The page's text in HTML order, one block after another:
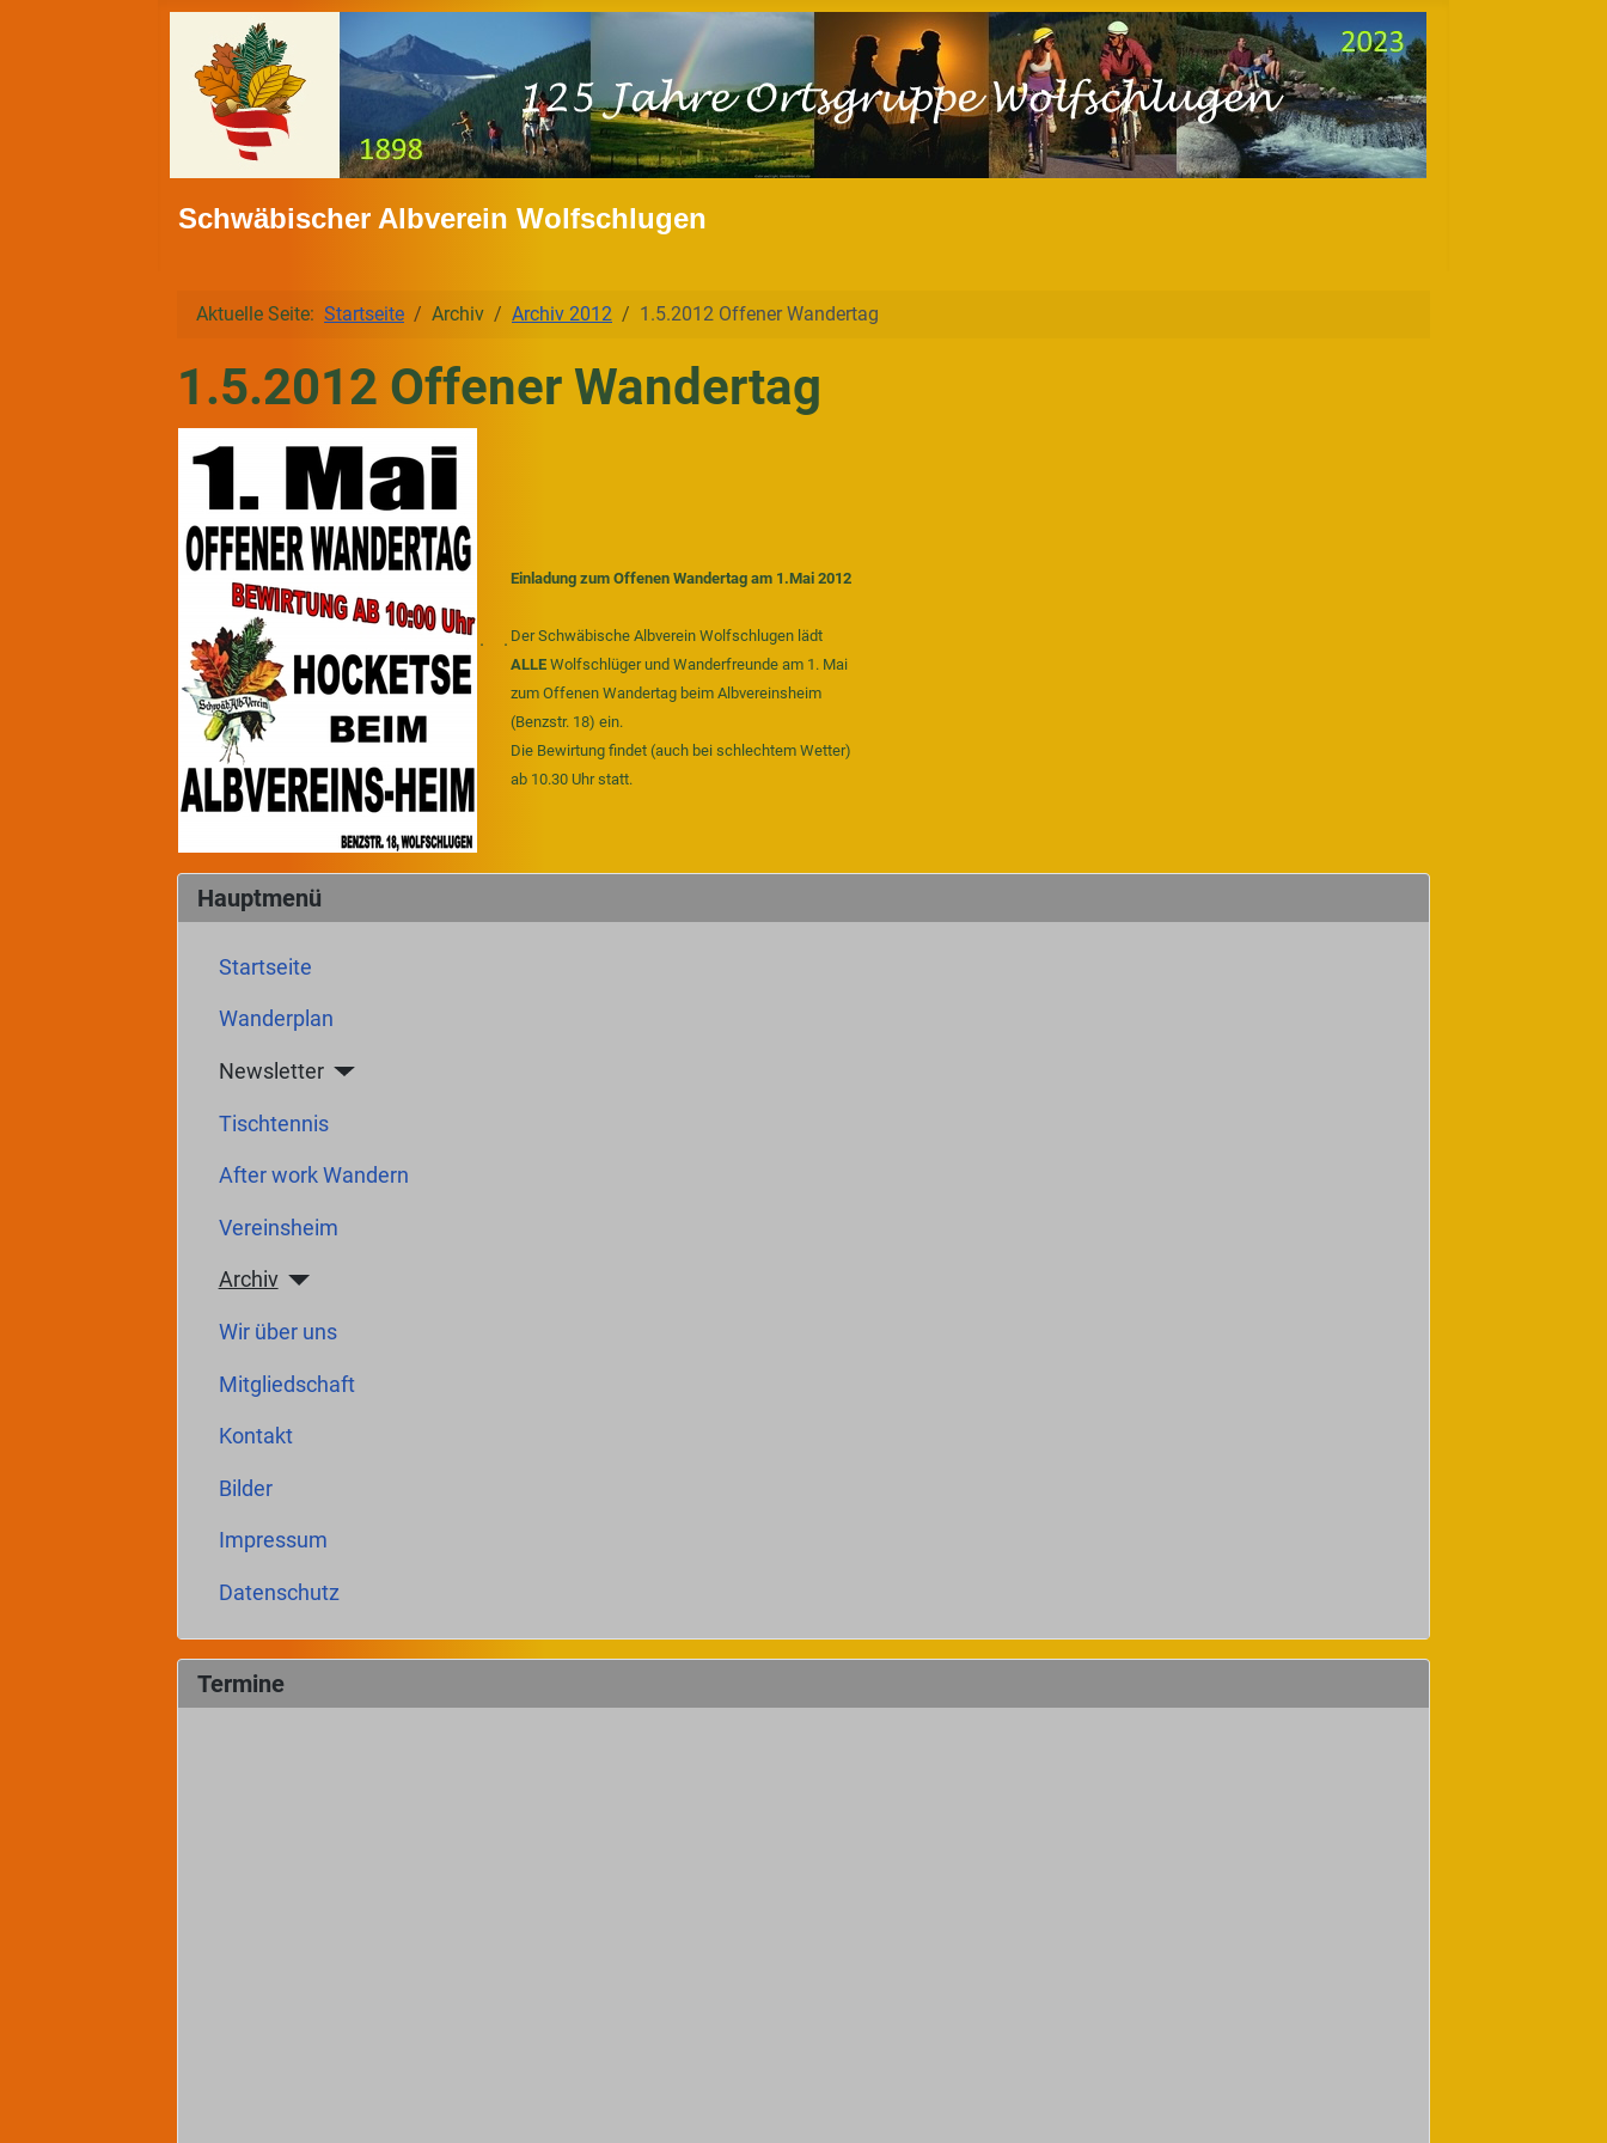
Schwäbischer Albverein Wolfschlugen
Hauptmenü
Startseite
Wanderplan
Newsletter
Tischtennis
After work Wandern
Vereinsheim
Archiv
Wir über uns
Mitgliedschaft
Kontakt
Bilder
Impressum
Datenschutz
Termine
Aktuelle Seite: Startseite Archiv Archiv 2012 1.5.2012 Offener Wandertag
1.5.2012 Offener Wandertag
. .
Einladung zum Offenen Wandertag am 1.Mai 2012
Der Schwäbische Albverein Wolfschlugen lädt
ALLE Wolfschlüger und Wanderfreunde am 1. Mai
zum Offenen Wandertag beim Albvereinsheim
(Benzstr. 18) ein.
Die Bewirtung findet (auch bei schlechtem Wetter)
ab 10.30 Uhr statt.